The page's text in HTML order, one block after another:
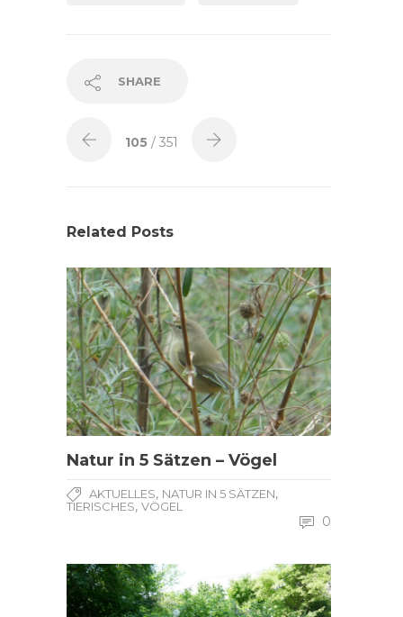
SHARE
105 / 351
Related Posts
Natur in 5 Sätzen – Vögel
AKTUELLES, NATUR IN 5 SÄTZEN,
TIERISCHES, VÖGEL
0